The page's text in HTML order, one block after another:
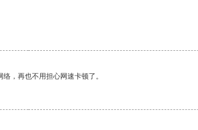
，再也不用担心网速卡顿了。